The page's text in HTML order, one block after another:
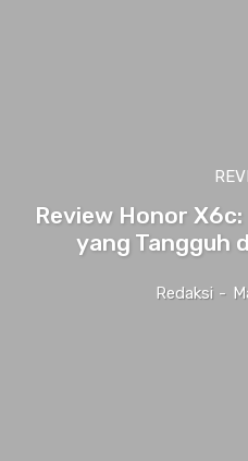
Review Honor
yang Tangguh
Redaksi -